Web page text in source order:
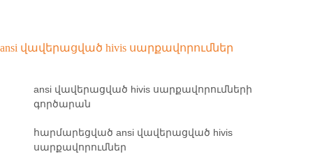
ansi վավերացված hivis սարքավորումներ
ansi վավերացված hivis սարքավորումների
գործարան
հարմարեցված ansi վավերացված hivis
սարքավորումներ